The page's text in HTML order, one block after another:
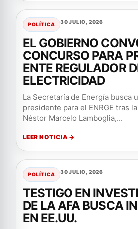
POLÍTICA 30 JULIO, 2026
EL GOBIERNO
CONCURSO PARA
ENTE REGULADOR
ELECTRICIDAD
La Secretaría de Energía busca
presidente para el ENRGE tras
Néstor Marcelo Lamboglia,...
LEER NOTICIA →
POLÍTICA 30 JULIO, 2026
TESTIGO EN
DE LA AFA BUSCA
EN EE.UU.